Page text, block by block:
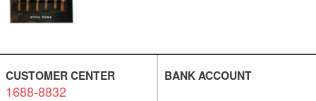
CUSTOMER CENTER
1688-8832
BANK ACCOUNT